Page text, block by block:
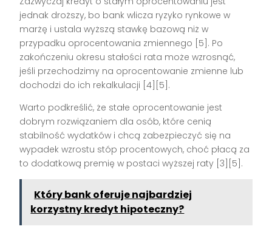
jednak droższy, bo bank wlicza ryzyko rynkowe w
marżę i ustala wyższą stawkę bazową niż w
przypadku oprocentowania zmiennego [5] . Po
zakończeniu okresu stałości rata może wzrosnąć,
jeśli przechodzimy na oprocentowanie zmienne lub
dochodzi do ich rekalkulacji [4][5] .
Warto podkreślić, że stałe oprocentowanie jest
dobrym rozwiązaniem dla osób, które cenią
stabilność wydatków i chcą zabezpieczyć się na
wypadek wzrostu stóp procentowych, choć płacą za
to dodatkową premię w postaci wyższej raty [3][5] .
Który bank oferuje najbardziej
korzystny kredyt hipoteczny?